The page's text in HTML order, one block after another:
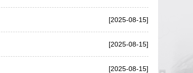
[2025-08-15]
[2025-08-15]
[2025-08-15]